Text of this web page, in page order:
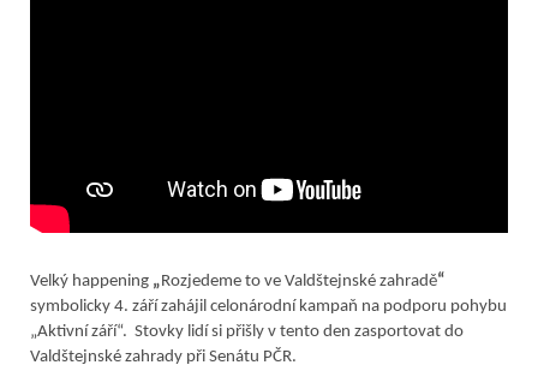
Velký happening „Rozjedeme to ve Valdštejnské zahradě“
symbolicky 4. září zahájil celonárodní kampaň na podporu pohybu
„Aktivní září“. Stovky lidí si přišly v tento den zasportovat do
Valdštejnské zahrady při Senátu PČR.